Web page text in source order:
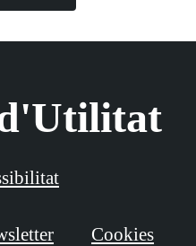
Cookies